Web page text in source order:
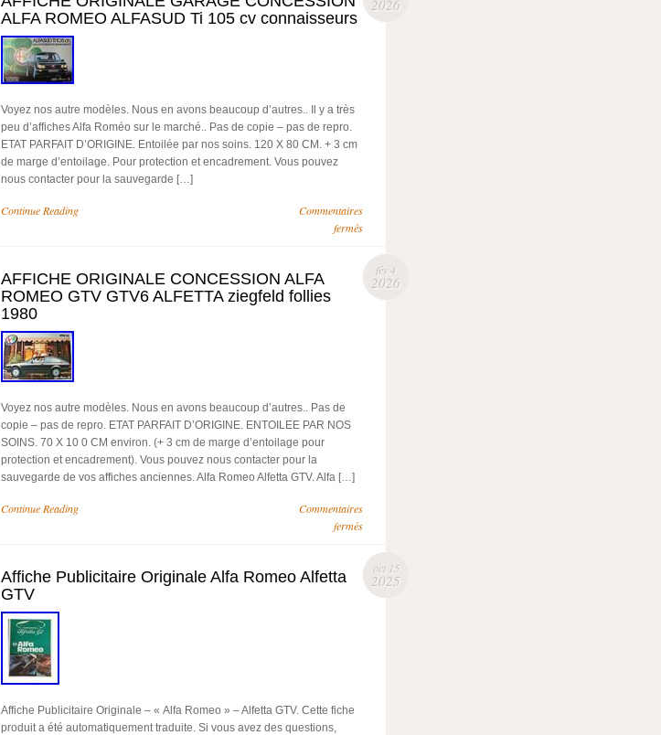
2026
ALFA ROMEO ALFASUD Ti 105 cv connaisseurs
Voyez nos autre modèles. Nous en avons beaucoup d’autres.. Il y a très
peu d’affiches Alfa Roméo sur le marché.. Pas de copie – pas de repro.
ETAT PARFAIT D’ORIGINE. Entoilée par nos soins. 120 X 80 CM. + 3 cm
de marge d’entoilage. Pour protection et encadrement. Vous pouvez
nous contacter pour la sauvegarde […]
Continue Reading
Commentaires
fermés
fév 4
2026
AFFICHE ORIGINALE CONCESSION ALFA
ROMEO GTV GTV6 ALFETTA ziegfeld follies
1980
Voyez nos autre modèles. Nous en avons beaucoup d’autres.. Pas de
copie – pas de repro. ETAT PARFAIT D’ORIGINE. ENTOILEE PAR NOS
SOINS. 70 X 10 0 CM environ. (+ 3 cm de marge d’entoilage pour
protection et encadrement). Vous pouvez nous contacter pour la
sauvegarde de vos affiches anciennes. Alfa Romeo Alfetta GTV. Alfa […]
Continue Reading
Commentaires
fermés
oct 15
2025
Affiche Publicitaire Originale Alfa Romeo Alfetta
GTV
Affiche Publicitaire Originale – « Alfa Romeo » – Alfetta GTV. Cette fiche
produit a été automatiquement traduite. Si vous avez des questions,